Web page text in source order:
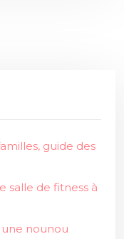
guide des
salle de fitness à
une nounou